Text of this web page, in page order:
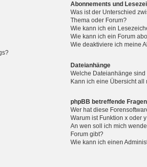
Abonnements und
Was ist der Unterschied
Thema oder Forum?
Wie kann ich ein
Wie kann ich ein Forum
Wie deaktiviere ich meine
Dateianhänge
Welche Dateianhänge
Kann ich eine Übersicht
phpBB betreffende Fragen
Wer hat diese
Warum ist Funktion x oder
An wen soll ich mich
Forum gibt?
Wie kann ich einen